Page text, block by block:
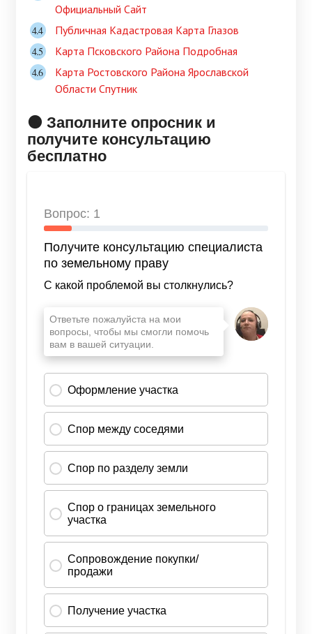
Официальный Сайт
Публичная Кадастровая Карта Глазов
Карта Псковского Района Подробная
Карта Ростовского Района Ярославской
Области Спутник
🟠 Заполните опросник и
получите консультацию
бесплатно